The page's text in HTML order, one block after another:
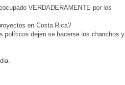
VERDADERAMENTE por los
en Costa Rica?
políticos dejen se hacerse los chanchos y